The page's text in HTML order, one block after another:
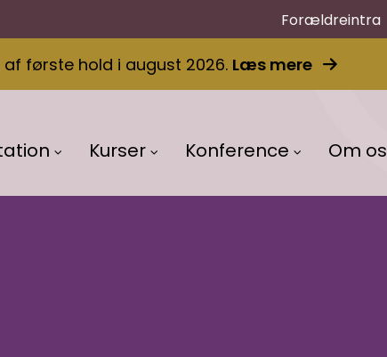
Forældreintra
første hold i august 2026. Læs mere
Kurser Konference Om os